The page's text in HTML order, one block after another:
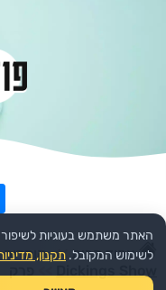
עמוד הבית >> קומדיה
האתר משתמש בעוגיות
לשימוש המקובל. תקנון,